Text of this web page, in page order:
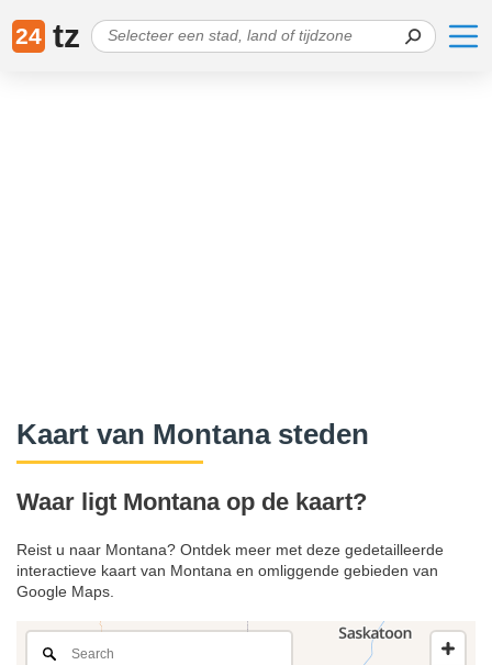
24 tz
Kaart van Montana steden
Waar ligt Montana op de kaart?
Reist u naar Montana? Ontdek meer met deze gedetailleerde
interactieve kaart van Montana en omliggende gebieden van
Google Maps.